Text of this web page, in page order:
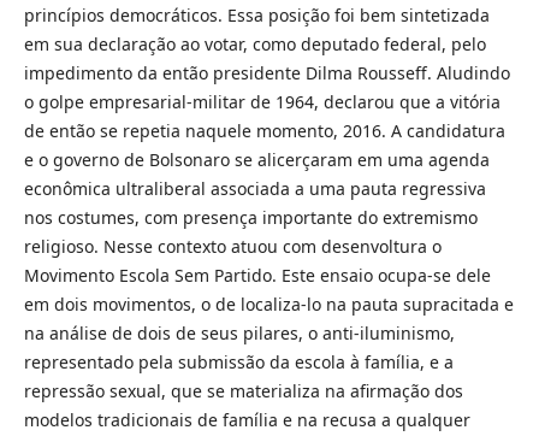
princípios democráticos. Essa posição foi bem sintetizada
em sua declaração ao votar, como deputado federal, pelo
impedimento da então presidente Dilma Rousseff. Aludindo
o golpe empresarial-militar de 1964, declarou que a vitória
de então se repetia naquele momento, 2016. A candidatura
e o governo de Bolsonaro se alicerçaram em uma agenda
econômica ultraliberal associada a uma pauta regressiva
nos costumes, com presença importante do extremismo
religioso. Nesse contexto atuou com desenvoltura o
Movimento Escola Sem Partido. Este ensaio ocupa-se dele
em dois movimentos, o de localiza-lo na pauta supracitada e
na análise de dois de seus pilares, o anti-iluminismo,
representado pela submissão da escola à família, e a
repressão sexual, que se materializa na afirmação dos
modelos tradicionais de família e na recusa a qualquer